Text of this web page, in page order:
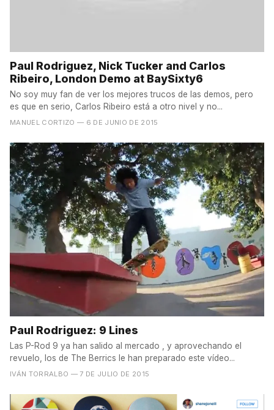
Paul Rodriguez, Nick Tucker and Carlos
Ribeiro, London Demo at BaySixty6
No soy muy fan de ver los mejores trucos de las demos, pero
es que en serio, Carlos Ribeiro está a otro nivel y no...
MANUEL CORTIZO — 6 DE JUNIO DE 2015
Paul Rodriguez: 9 Lines
Las P-Rod 9 ya han salido al mercado , y aprovechando el
revuelo, los de The Berrics le han preparado este vídeo...
IVÁN TORRALBO — 7 DE JULIO DE 2015